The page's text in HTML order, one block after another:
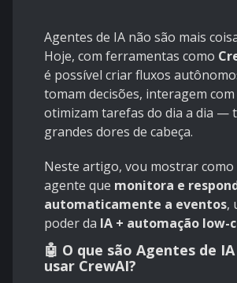
Agentes de IA não são mais
Hoje, com ferramentas como
é possível criar fluxos
tomam decisões, interagem com
otimizam tarefas do dia a dia —
grandes dores de cabeça.
Neste artigo, vou mostrar
agente que monitora e
automaticamente a eventos,
poder da IA + automação low-
🤖 O que são Agentes de
usar CrewAI?